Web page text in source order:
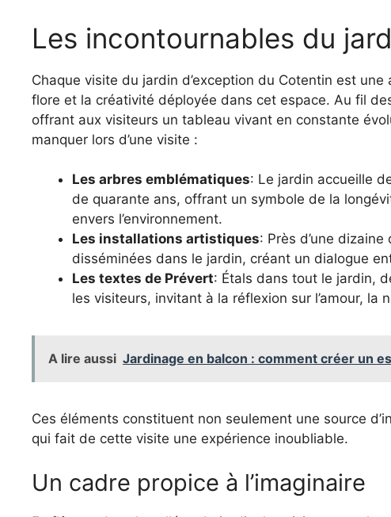
Les incontournables du
Chaque visite du jardin d’exception du Cotentin est
flore et la créativité déployée dans cet espace. Au fil
offrant aux visiteurs un tableau vivant en constante
manquer lors d’une visite :
Les arbres emblématiques: Le jardin accueille
de quarante ans, offrant un symbole de la
envers l’environnement.
Les installations artistiques: Près d’une
disséminées dans le jardin, créant un dialogue
Les textes de Prévert: Étals dans tout le jardin,
les visiteurs, invitant à la réflexion sur l’amour, la
A lire aussi Jardinage en balcon : comment créer un
Ces éléments constituent non seulement une source
qui fait de cette visite une expérience inoubliable.
Un cadre propice à l’imaginaire